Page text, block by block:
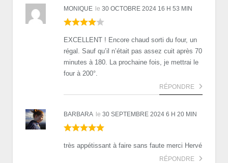
MONIQUE le 30 OCTOBRE 2024 16 H 53 MIN
EXCELLENT ! Encore chaud sorti du four, un
régal. Sauf qu’il n’était pas assez cuit après 70
minutes à 180. La prochaine fois, je mettrai le
four à 200°.
RÉPONDRE
BARBARA le 30 SEPTEMBRE 2024 6 H 20 MIN
très appétissant à faire sans faute merci Hervé
RÉPONDRE